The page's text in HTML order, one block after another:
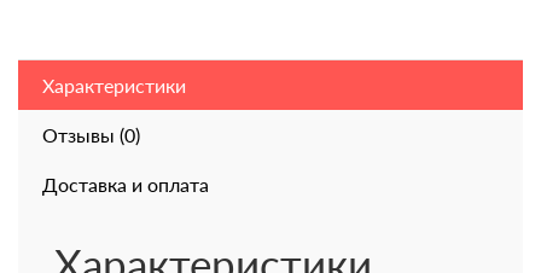
Характеристики
Отзывы (0)
Доставка и оплата